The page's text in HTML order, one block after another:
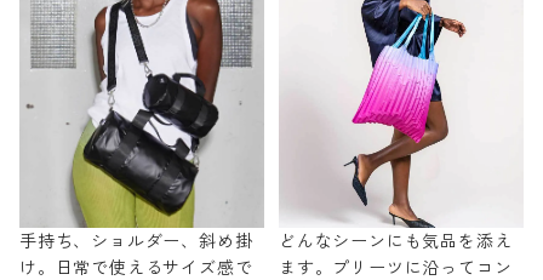
手持ち、ショルダー、斜め掛
け。日常で使えるサイズ感で
どんなシーンにも気品を添え
ます。プリーツに沿ってコン